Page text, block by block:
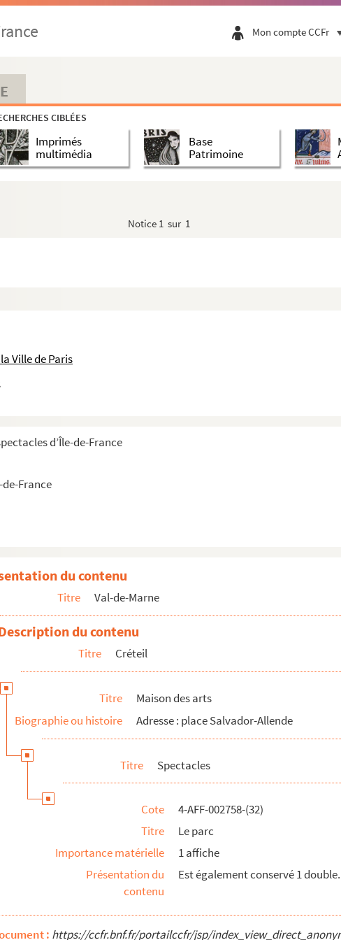
Mon compte CCFr
CIBLÉES
Imprimés
multimédia
Base
Patrimoine
Notice 1 sur 1
Ville de Paris
d’Île-de-France
de-France
de l'opéra de Paris
Work
dix jours
le million premiers voyages
de Bergerac
du contenu
Titre Val-de-Marne
du contenu
Titre Créteil
Titre
Maison des arts
Biographie ou histoire
Adresse : place Salvador-Allende
Titre Spectacles
Cote
4-AFF-002758-(32)
Titre
Le parc
Importance matérielle
1 affiche
Présentation du
contenu
Est également conservé 1 double.
: https://ccfr.bnf.fr/portailccfr/jsp/